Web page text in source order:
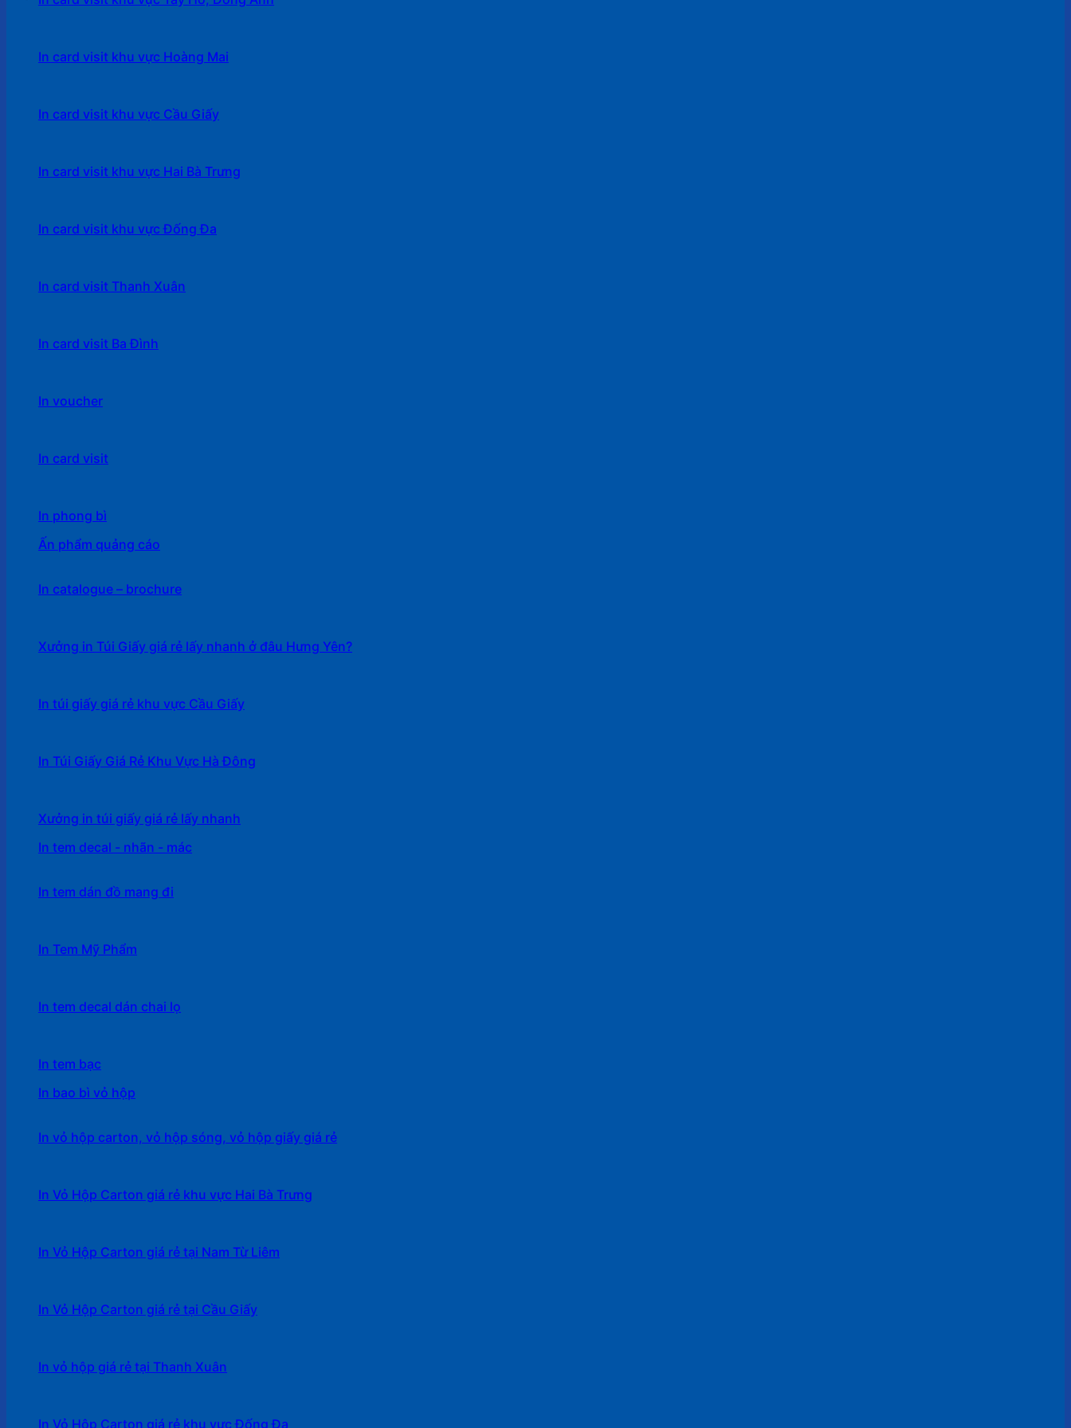
In card visit khu vực Hoàng Mai
In card visit khu vực Cầu Giấy
In card visit khu vực Hai Bà Trưng
In card visit khu vực Đống Đa
In card visit Thanh Xuân
In card visit Ba Đình
In voucher
In card visit
In phong bì
Ấn phẩm quảng cáo
In catalogue – brochure
Xưởng in Túi Giấy giá rẻ lấy nhanh ở đâu Hưng Yên?
In túi giấy giá rẻ khu vực Cầu Giấy
In Túi Giấy Giá Rẻ Khu Vực Hà Đông
Xưởng in túi giấy giá rẻ lấy nhanh
In tem decal - nhãn - mác
In tem dán đồ mang đi
In Tem Mỹ Phẩm
In tem decal dán chai lọ
In tem bạc
In bao bì vỏ hộp
In vỏ hộp carton, vỏ hộp sóng, vỏ hộp giấy giá rẻ
In Vỏ Hộp Carton giá rẻ khu vực Hai Bà Trưng
In Vỏ Hộp Carton giá rẻ tại Nam Từ Liêm
In Vỏ Hộp Carton giá rẻ tại Cầu Giấy
In vỏ hộp giá rẻ tại Thanh Xuân
In Vỏ Hộp Carton giá rẻ khu vực Đống Đa